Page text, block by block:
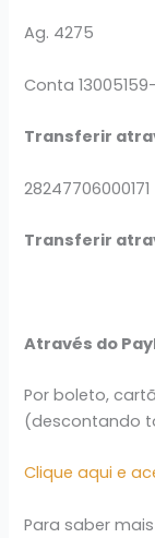
Ag. 4275
Conta
Transferir
28247706000171
Transferir
Através do
Por boleto,
(descontando
Clique aqui e
Para saber